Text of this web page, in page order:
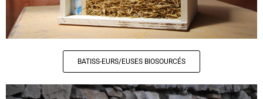
BATISS-EURS/EUSES BIOSOURCÉS